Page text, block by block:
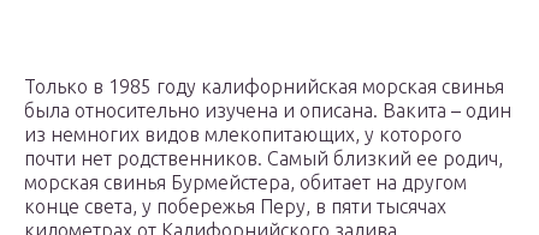
Только в 1985 году калифорнийская морская свинья
была относительно изучена и описана. Вакита – один
из немногих видов млекопитающих, у которого
почти нет родственников. Самый близкий ее родич,
морская свинья Бурмейстера, обитает на другом
конце света, у побережья Перу, в пяти тысячах
километрах от Калифорнийского залива.